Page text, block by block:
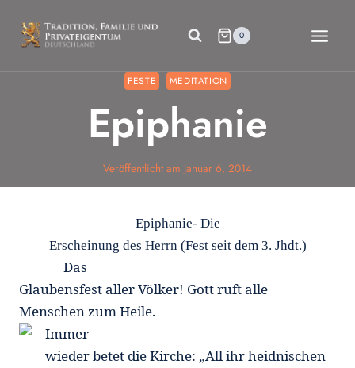
Inhalt
springen
0
FESTE MEDITATION
Epiphanie
Veröffentlicht am Januar 6, 2014
Epiphanie- Die
Erscheinung des Herrn (Fest seit dem 3. Jhdt.)
Das
Glaubensfest aller Völker! Gott ruft alle
Menschen zum Heile.
Immer
wieder betet die Kirche: „All ihr heidnischen